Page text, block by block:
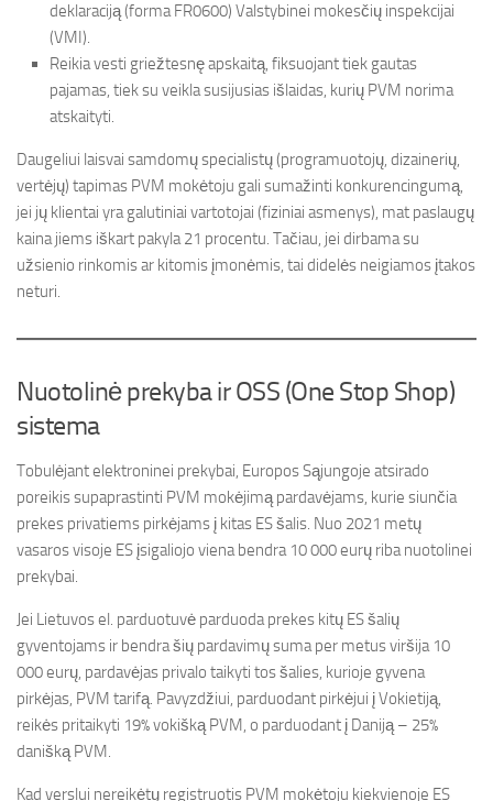
deklaraciją (forma FR0600) Valstybinei mokesčių inspekcijai
(VMI).
Reikia vesti griežtesnę apskaitą, fiksuojant tiek gautas
pajamas, tiek su veikla susijusias išlaidas, kurių PVM norima
atskaityti.
Daugeliui laisvai samdomų specialistų (programuotojų, dizainerių,
vertėjų) tapimas PVM mokėtoju gali sumažinti konkurencingumą,
jei jų klientai yra galutiniai vartotojai (fiziniai asmenys), mat paslaugų
kaina jiems iškart pakyla 21 procentu. Tačiau, jei dirbama su
užsienio rinkomis ar kitomis įmonėmis, tai didelės neigiamos įtakos
neturi.
Nuotolinė prekyba ir OSS (One Stop Shop)
sistema
Tobulėjant elektroninei prekybai, Europos Sąjungoje atsirado
poreikis supaprastinti PVM mokėjimą pardavėjams, kurie siunčia
prekes privatiems pirkėjams į kitas ES šalis. Nuo 2021 metų
vasaros visoje ES įsigaliojo viena bendra 10 000 eurų riba nuotolinei
prekybai.
Jei Lietuvos el. parduotuvė parduoda prekes kitų ES šalių
gyventojams ir bendra šių pardavimų suma per metus viršija 10
000 eurų, pardavėjas privalo taikyti tos šalies, kurioje gyvena
pirkėjas, PVM tarifą. Pavyzdžiui, parduodant pirkėjui į Vokietiją,
reikės pritaikyti 19% vokišką PVM, o parduodant į Daniją – 25%
danišką PVM.
Kad verslui nereikėtų registruotis PVM mokėtoju kiekvienoje ES